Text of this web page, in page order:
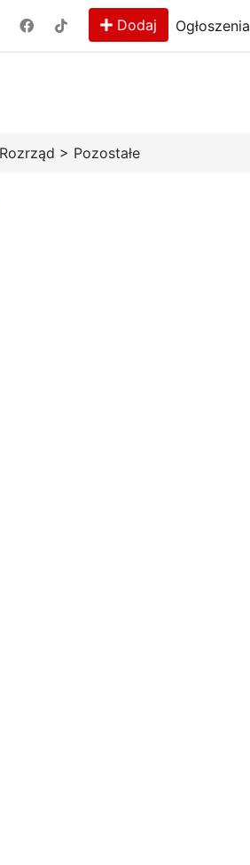
Dodaj Ogłoszenia
Rozrząd > Pozostałe